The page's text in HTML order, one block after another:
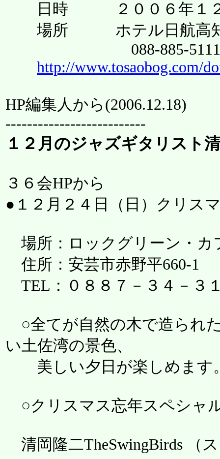
日時 ２００６年１２月
場所 ホテル日航高知・
088-885‐5111
http://www.tosaobog.com/
HP編集人から(2006.12.18)
--------------------------
１２月のジャズギタリスト
３６会HPから
●１２月２４日（日）クリス
場所：ロックグリーン・カ
住所：安芸市赤野平660-1
TEL：０８８７－３４－３
○全てが自然の木で造られ
い土佐湾の景色、
美しい夕日が楽しめます
○クリスマス忘年スペシャ
清岡隆二TheSwingBirds （